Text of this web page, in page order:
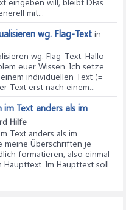
mit...
wg. Flag-Text in
wg. Flag-Text: Hallo
euer Wissen. Ich setze
individuellen Text (=
Text erst nach einem...
Text anders als im
Hilfe
Text anders als im
meine Überschriften je
formatieren, also einmal
Haupttext. Im Haupttext soll